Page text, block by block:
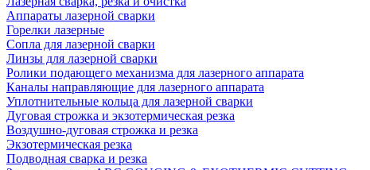
Аппараты лазерной сварки
Горелки лазерные
Сопла для лазерной сварки
Линзы для лазерной сварки
Ролики подающего механизма для лазерного аппарата
Каналы направляющие для лазерного аппарата
Уплотнительные кольца для лазерной сварки
Дуговая строжка и экзотермическая резка
Воздушно-дуговая строжка и резка
Экзотермическая резка
Подводная сварка и резка